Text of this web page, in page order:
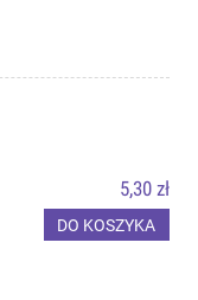
5,30 zł
DO KOSZYKA